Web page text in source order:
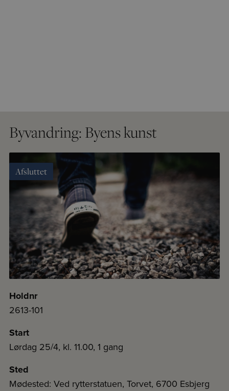
Byvandring: Byens kunst
Afsluttet
Holdnr
2613-101
Start
Lørdag 25/4, kl. 11.00, 1 gang
Sted
Mødested: Ved rytterstatuen, Torvet, 6700 Esbjerg